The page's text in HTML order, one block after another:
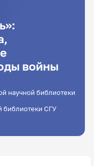
войны
библиотеки СГУ